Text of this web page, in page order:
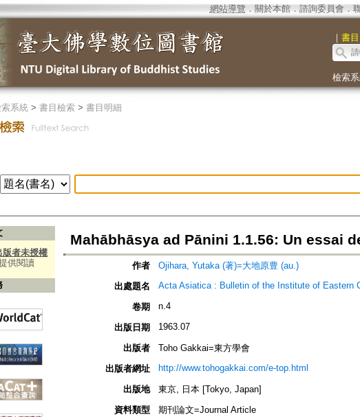
網站導覽 ． 關於本館． 諮詢委員會．
｜ 書目
檢索
系統> 書目檢索> 書目明細
版者未授權
供閱讀
Mahābhāsya ad Pānini 1.1.56: Un essai
作者
Ojihara, Yutaka (著)=大地原豊 (au.)
出處題名
Acta Asiatica : Bulletin of the Institute of Eastern
卷期 n.4
出版日期 1963.07
出版者
Toho Gakkai=東方學會
出版者網址
http://www.tohogakkai.com/e-top.html
出版地
東京, 日本 [Tokyo, Japan]
資料類型
期刊論文=Journal Article